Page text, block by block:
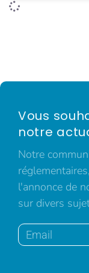
Vous
notre
Notre
l'annonce de
sur divers